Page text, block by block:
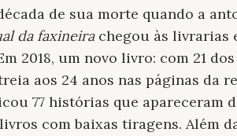
de sua morte quando a
da faxineirachegou às livrarias
2018, um novo livro: com 21
aos 24 anos nas páginas da
77 histórias que apareceram
com baixas tiragens. Além